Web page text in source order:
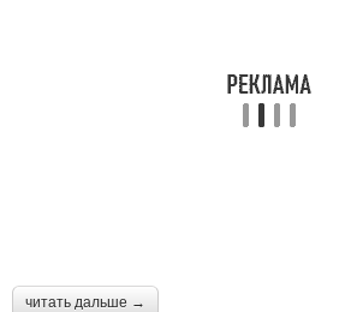
читать дальше →